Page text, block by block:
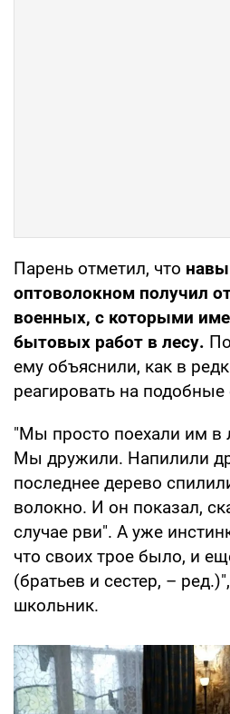
Парень отметил, что
оптоволокном получил
военных, с которыми
бытовых работ в лесу.
ему объяснили, как в
реагировать на подобные
"Мы просто поехали им в
Мы дружили. Напилили
последнее дерево
волокно. И он показал,
случае рви". А уже
что своих трое было, и
(братьев и сестер, –
школьник.